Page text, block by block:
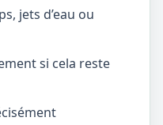
jets d’eau ou
si cela reste